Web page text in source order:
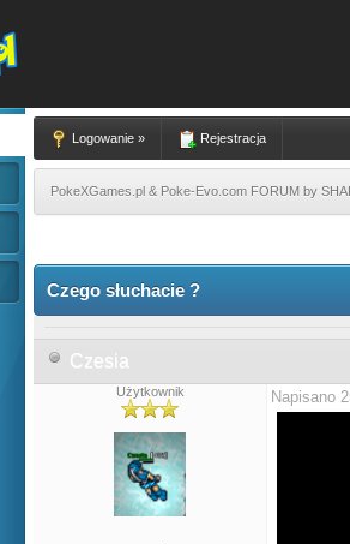
Logowanie » Rejestracja
PokeXGames.pl & Poke-Evo.com FORUM by
Czego słuchacie ?
Czesia
Użytkownik Napisano